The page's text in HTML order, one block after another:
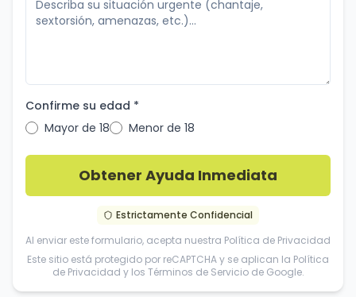
Confirme su edad *
Mayor de 18
Menor de 18
Obtener Ayuda Inmediata
Estrictamente Confidencial
Al enviar este formulario, acepta nuestra Política de Privacidad
Este sitio está protegido por reCAPTCHA y se aplican la Política
de Privacidad y los Términos de Servicio de Google.